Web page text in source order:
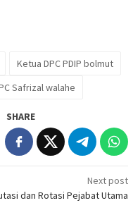
Ketua DPC PDIP bolmut
Safrizal walahe
SHARE
Next post
dan Rotasi Pejabat Utama